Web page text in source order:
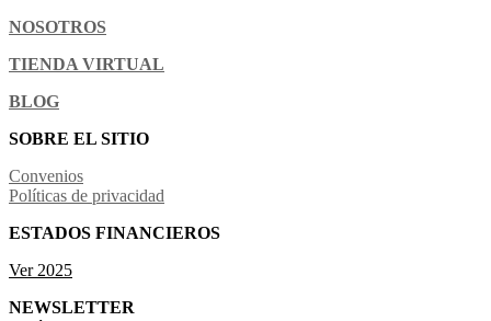
NOSOTROS
TIENDA VIRTUAL
BLOG
SOBRE EL SITIO
Convenios
Políticas de privacidad
ESTADOS FINANCIEROS
Ver 2025
NEWSLETTER